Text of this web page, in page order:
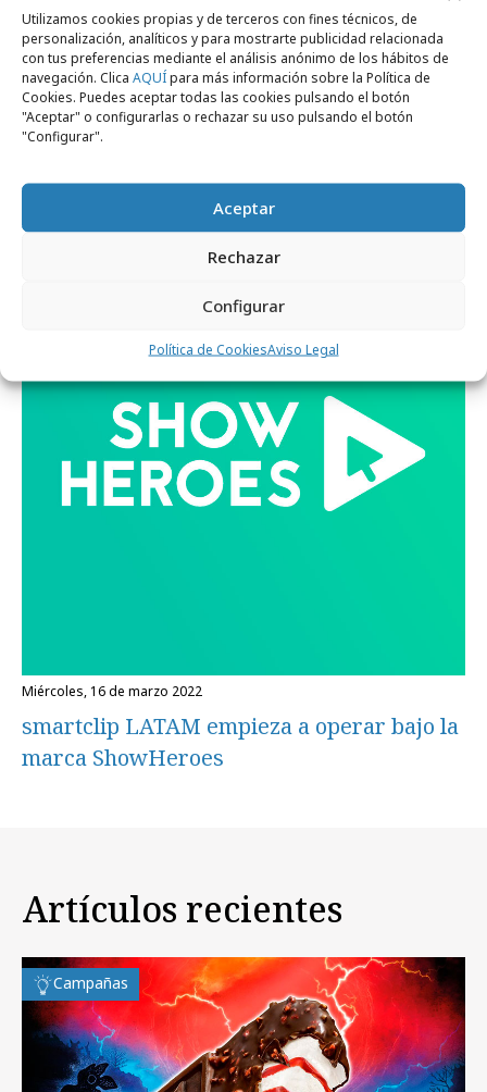
Utilizamos cookies propias y de terceros con fines técnicos, de
personalización, analíticos y para mostrarte publicidad relacionada
con tus preferencias mediante el análisis anónimo de los hábitos de
navegación. Clica AQUÍpara más información sobre la Política de
Cookies. Puedes aceptar todas las cookies pulsando el botón
"Aceptar" o configurarlas o rechazar su uso pulsando el botón
"Configurar".
Aceptar
Rechazar
Configurar
Política de CookiesAviso Legal
"El vídeo es donde va la audiencia"
miércoles, 16 de marzo 2022
smartclip LATAM empieza a operar bajo la
marca ShowHeroes
Artículos recientes
Campañas